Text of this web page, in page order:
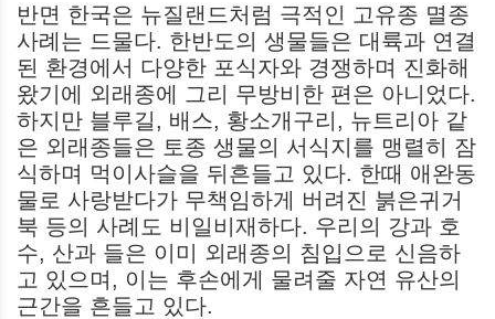
반면 한국은 뉴질랜드처럼 극적인 고유종 멸종
사례는 드물다. 한반도의 생물들은 대륙과 연결
된 환경에서 다양한 포식자와 경쟁하며 진화해
왔기에 외래종에 그리 무방비한 편은 아니었다.
하지만 블루길, 배스, 황소개구리, 뉴트리아 같
은 외래종들은 토종 생물의 서식지를 맹렬히 잠
식하며 먹이사슬을 뒤흔들고 있다. 한때 애완동
물로 사랑받다가 무책임하게 버려진 붉은귀거
북 등의 사례도 비일비재하다. 우리의 강과 호
수, 산과 들은 이미 외래종의 침입으로 신음하
고 있으며, 이는 후손에게 물려줄 자연 유산의
근간을 흔들고 있다.